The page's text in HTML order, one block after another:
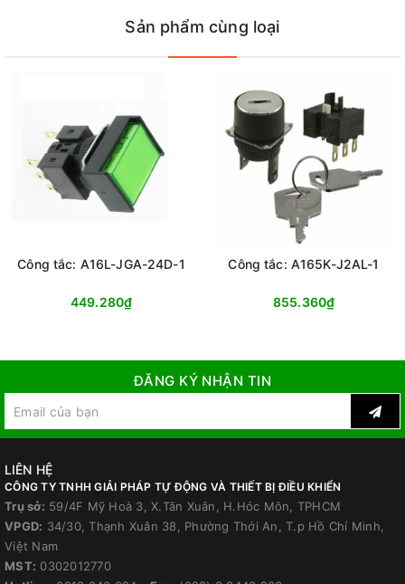
Sản phẩm cùng loại
Công tắc: A16L-JGA-24D-1
449.280₫
Công tắc: A165K-J2AL-1
855.360₫
ĐĂNG KÝ NHẬN TIN
LIÊN HỆ
CÔNG TY TNHH GIẢI PHÁP TỰ ĐỘNG VÀ THIẾT BỊ ĐIỀU KHIỂN
Trụ sở: 59/4F Mỹ Hoà 3, X.Tân Xuân, H.Hóc Môn, TPHCM
VPGD: 34/30, Thạnh Xuân 38, Phường Thới An, T.p Hồ Chí Minh,
Việt Nam
MST: 0302012770